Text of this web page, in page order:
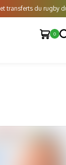
transferts du rugby
0